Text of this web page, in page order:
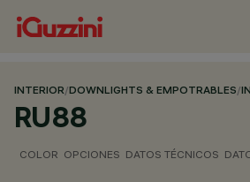
INTERIOR/DOWNLIGHTS & EMPOTRABLES/
RU88
COLOR OPCIONES DATOS TÉCNICOS